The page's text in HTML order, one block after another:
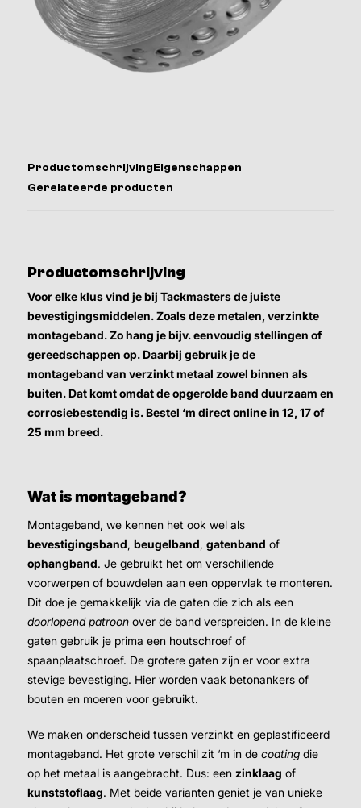
ProductomschrijvingEigenschappen
Gerelateerde producten
Productomschrijving
Voor elke klus vind je bij Tackmasters de juiste
bevestigingsmiddelen. Zoals deze metalen, verzinkte
montageband. Zo hang je bijv. eenvoudig stellingen of
gereedschappen op. Daarbij gebruik je de
montageband van verzinkt metaal zowel binnen als
buiten. Dat komt omdat de opgerolde band duurzaam en
corrosiebestendig is. Bestel ‘m direct online in 12, 17 of
25 mm breed.
Wat is montageband?
Montageband, we kennen het ook wel als
bevestigingsband, beugelband, gatenband of
ophangband. Je gebruikt het om verschillende
voorwerpen of bouwdelen aan een oppervlak te monteren.
Dit doe je gemakkelijk via de gaten die zich als een
doorlopend patroon over de band verspreiden. In de kleine
gaten gebruik je prima een houtschroef of
spaanplaatschroef. De grotere gaten zijn er voor extra
stevige bevestiging. Hier worden vaak betonankers of
bouten en moeren voor gebruikt.
We maken onderscheid tussen verzinkt en geplastificeerd
montageband. Het grote verschil zit ‘m in de coating die
op het metaal is aangebracht. Dus: een zinklaag of
kunststoflaag. Met beide varianten geniet je van unieke